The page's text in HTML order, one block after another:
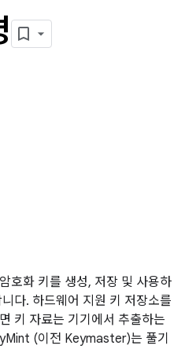
호화 키를 생성, 저장 및 사용하
다. 하드웨어 지원 키 저장소를
키 자료는 기기에서 추출하는
(이전 Keymaster)는 풀기